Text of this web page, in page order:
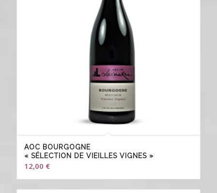
AOC BOURGOGNE
« SÉLECTION DE VIEILLES VIGNES »
12,00 €